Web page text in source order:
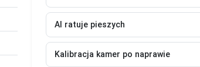
AI ratuje pieszych
Kalibracja kamer po naprawie